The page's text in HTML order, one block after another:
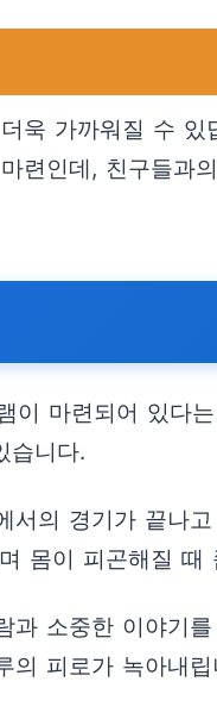
욱 가까워질 수
련인데, 친구들과
마련되어 있다
습니다.
의 경기가 끝나
몸이 피곤해질 때
소중한 이야기
피로가 녹아내